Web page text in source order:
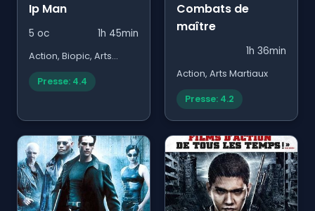
Ip Man
5 oc 1h 45min
Action, Biopic, Arts
Martiaux
Presse: 4.4
Combats de
maître
1h 36min
Action, Arts Martiaux
Presse: 4.2